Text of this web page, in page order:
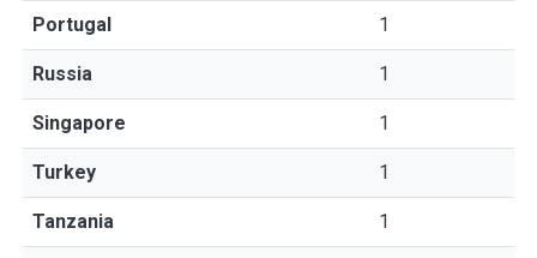
Portugal 1
Russia 1
Singapore 1
Turkey 1
Tanzania 1